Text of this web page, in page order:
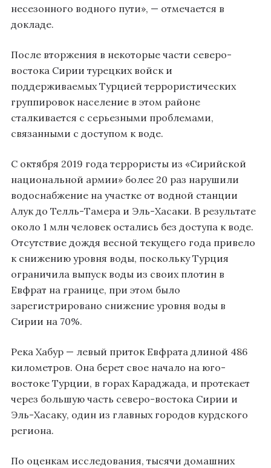
несезонного водного пути», — отмечается в
докладе.
После вторжения в некоторые части северо-
востока Сирии турецких войск и
поддерживаемых Турцией террористических
группировок население в этом районе
сталкивается с серьезными проблемами,
связанными с доступом к воде.
С октября 2019 года террористы из «Сирийской
национальной армии» более 20 раз нарушили
водоснабжение на участке от водной станции
Алук до Телль-Тамера и Эль-Хасаки. В результате
около 1 млн человек остались без доступа к воде.
Отсутствие дождя весной текущего года привело
к снижению уровня воды, поскольку Турция
ограничила выпуск воды из своих плотин в
Евфрат на границе, при этом было
зарегистрировано снижение уровня воды в
Сирии на 70%.
Река Хабур — левый приток Евфрата длиной 486
километров. Она берет свое начало на юго-
востоке Турции, в горах Караджада, и протекает
через большую часть северо-востока Сирии и
Эль-Хасаку, один из главных городов курдского
региона.
По оценкам исследования, тысячи домашних